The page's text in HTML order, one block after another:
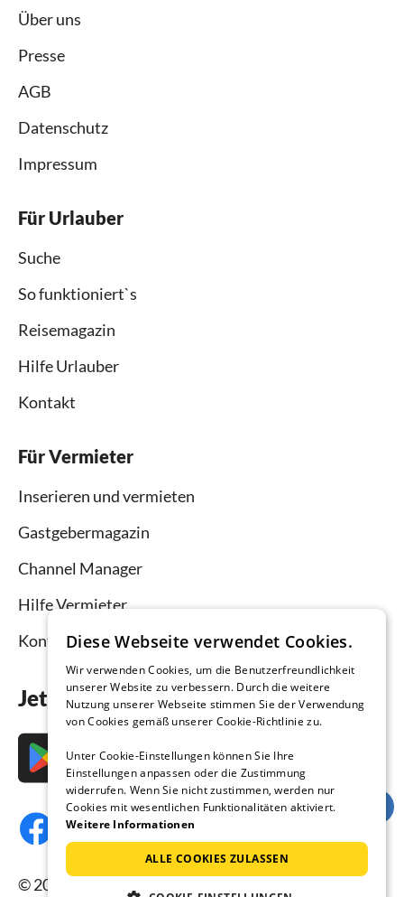
Über uns
Presse
AGB
Datenschutz
Impressum
Für Urlauber
Suche
So funktioniert`s
Reisemagazin
Hilfe Urlauber
Kontakt
Für Vermieter
Inserieren und vermieten
Gastgebermagazin
Channel Manager
Hilfe Vermieter
Kontakt
Jetzt die App downloaden
© 2026 Ferienhausmiete.de, alle Rechte
Diese Webseite verwendet Cookies.
Wir verwenden Cookies, um die Benutzerfreundlichkeit
unserer Website zu verbessern. Durch die weitere
Nutzung unserer Webseite stimmen Sie der Verwendung
von Cookies gemäß unserer Cookie-Richtlinie zu.
Unter Cookie-Einstellungen können Sie Ihre
Einstellungen anpassen oder die Zustimmung
widerrufen. Wenn Sie nicht zustimmen, werden nur
Cookies mit wesentlichen Funktionalitäten aktiviert.
Weitere Informationen
ALLE COOKIES ZULASSEN